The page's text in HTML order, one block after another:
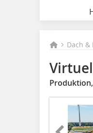
Dach &